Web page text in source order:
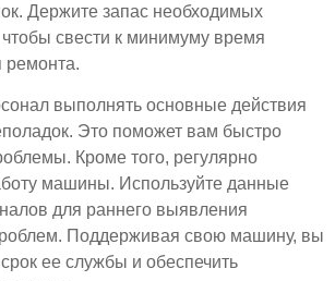
Держите запас необходимых
свести к минимуму время
ремонта.
выполнять основные действия
Это поможет вам быстро
Кроме того, регулярно
машины. Используйте данные
для раннего выявления
Поддерживая свою машину, вы
ее службы и обеспечить